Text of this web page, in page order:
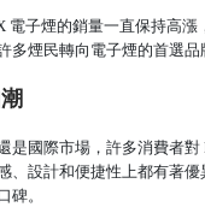
電子煙的銷量一直保持高漲
多煙民轉向電子煙的首選品
是國際市場，許多消費者對
、設計和便捷性上都有著
碑。